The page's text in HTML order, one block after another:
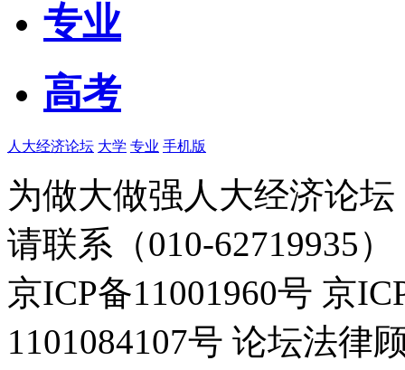
专业
高考
人大经济论坛 大学 专业 手机版
为做大做强人大经济论
请联系（010-62719935）
京ICP备11001960号 京
1101084107号 论坛法律